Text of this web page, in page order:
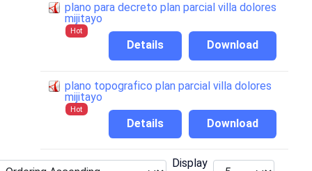
plano para decreto plan parcial villa dolores
mijitayo
Hot
Download
Details
plano topografico plan parcial villa dolores
mijitayo
Hot
Download
Details
Display